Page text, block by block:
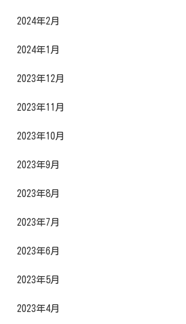
2024年2月
2024年1月
2023年12月
2023年11月
2023年10月
2023年9月
2023年8月
2023年7月
2023年6月
2023年5月
2023年4月